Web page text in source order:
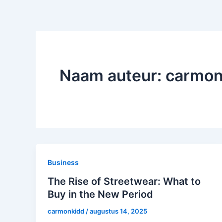
Naam auteur:
Business
The Rise of Streetwear: What to
Buy in the New Period
carmonkidd /augustus 14, 2025